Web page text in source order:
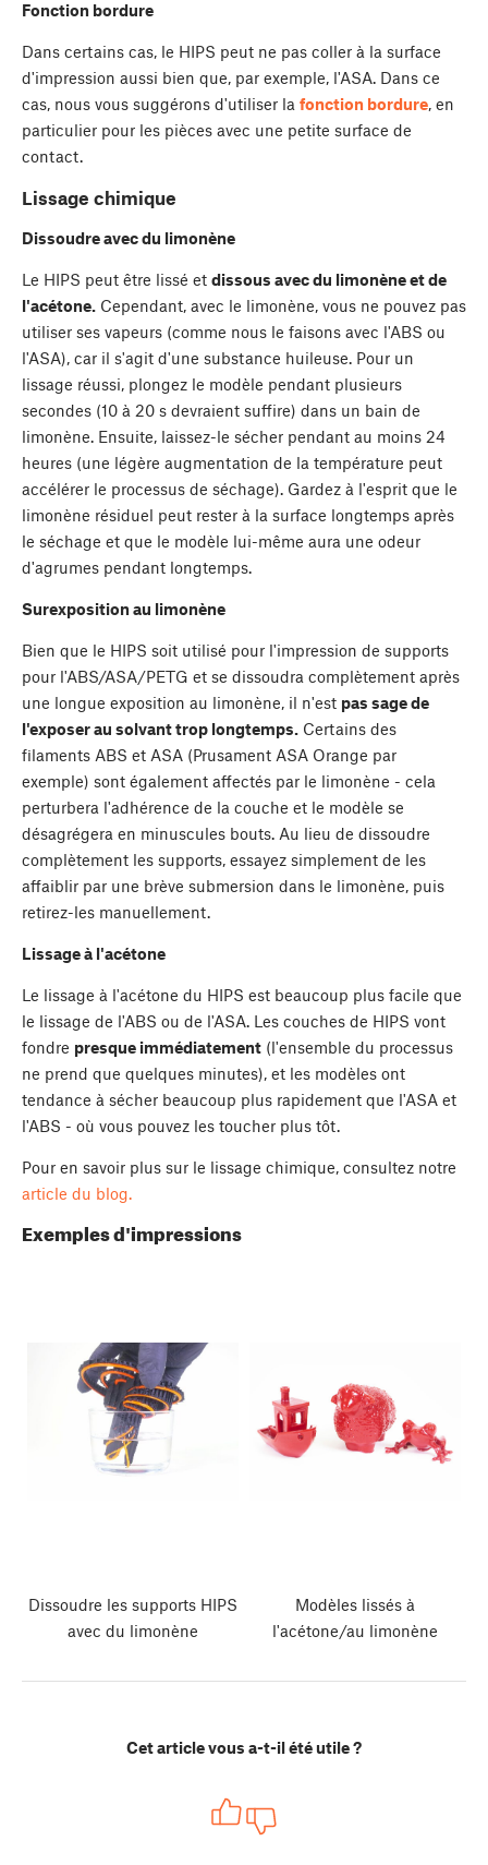
Fonction bordure
Dans certains cas, le HIPS peut ne pas coller à la surface
d'impression aussi bien que, par exemple, l'ASA. Dans ce
cas, nous vous suggérons d'utiliser la fonction bordure, en
particulier pour les pièces avec une petite surface de
contact.
Lissage chimique
Dissoudre avec du limonène
Le HIPS peut être lissé et dissous avec du limonène et de
l'acétone. Cependant, avec le limonène, vous ne pouvez pas
utiliser ses vapeurs (comme nous le faisons avec l'ABS ou
l'ASA), car il s'agit d'une substance huileuse. Pour un
lissage réussi, plongez le modèle pendant plusieurs
secondes (10 à 20 s devraient suffire) dans un bain de
limonène. Ensuite, laissez-le sécher pendant au moins 24
heures (une légère augmentation de la température peut
accélérer le processus de séchage). Gardez à l'esprit que le
limonène résiduel peut rester à la surface longtemps après
le séchage et que le modèle lui-même aura une odeur
d'agrumes pendant longtemps.
Surexposition au limonène
Bien que le HIPS soit utilisé pour l'impression de supports
pour l'ABS/ASA/PETG et se dissoudra complètement après
une longue exposition au limonène, il n'est pas sage de
l'exposer au solvant trop longtemps. Certains des
filaments ABS et ASA (Prusament ASA Orange par
exemple) sont également affectés par le limonène - cela
perturbera l'adhérence de la couche et le modèle se
désagrégera en minuscules bouts. Au lieu de dissoudre
complètement les supports, essayez simplement de les
affaiblir par une brève submersion dans le limonène, puis
retirez-les manuellement.
Lissage à l'acétone
Le lissage à l'acétone du HIPS est beaucoup plus facile que
le lissage de l'ABS ou de l'ASA. Les couches de HIPS vont
fondre presque immédiatement (l'ensemble du processus
ne prend que quelques minutes), et les modèles ont
tendance à sécher beaucoup plus rapidement que l'ASA et
l'ABS - où vous pouvez les toucher plus tôt.
Pour en savoir plus sur le lissage chimique, consultez notre
article du blog.
Exemples d'impressions
Dissoudre les supports HIPS
avec du limonène
Modèles lissés à
l'acétone/au limonène
Cet article vous a-t-il été utile ?